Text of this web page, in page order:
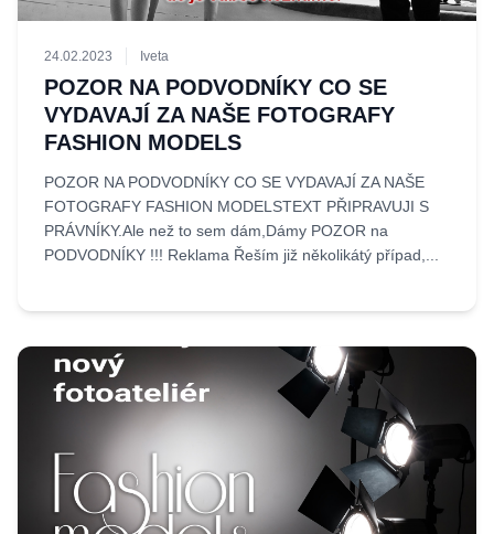
24.02.2023 Iveta
POZOR NA PODVODNÍKY CO SE
VYDAVAJÍ ZA NAŠE FOTOGRAFY
FASHION MODELS
POZOR NA PODVODNÍKY CO SE VYDAVAJÍ ZA NAŠE
FOTOGRAFY FASHION MODELSTEXT PŘIPRAVUJI S
PRÁVNÍKY.Ale než to sem dám,Dámy POZOR na
PODVODNÍKY !!! Reklama Řeším již několikátý případ,...